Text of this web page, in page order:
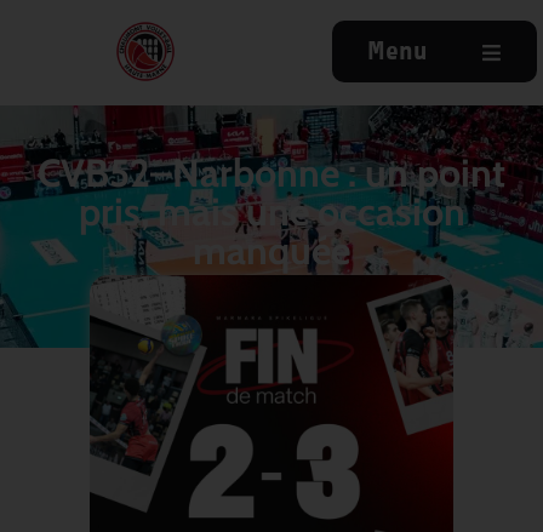
Menu
CVB52–Narbonne : un point
pris, mais une occasion
manquée